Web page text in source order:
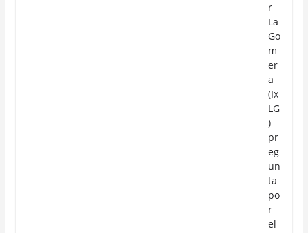
r
La
Go
m
er
a
(Ix
LG
)
pr
eg
un
ta
po
r
el